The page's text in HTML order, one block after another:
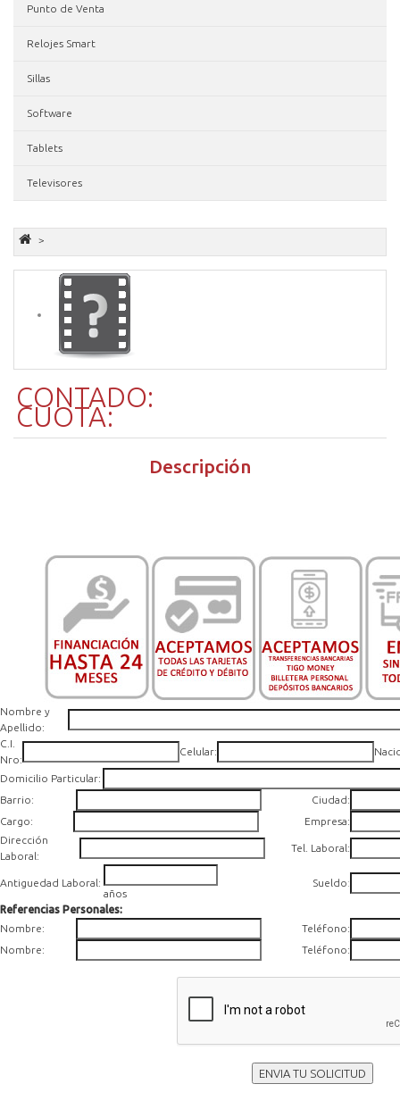
Punto de Venta
Relojes Smart
Sillas
Software
Tablets
Televisores
CONTADO:
CUOTA:
Descripción
Nombre y
Apellido:
C.I.
Nro:
Celular:
Domicilio Particular:
Barrio:
Ciudad:
Cargo:
Empresa:
Dirección
Laboral:
Tel. Laboral:
Antiguedad Laboral:
años
Sueldo:
Referencias Personales:
Nombre:
Teléfono:
Nombre:
Teléfono:
ENVIA TU SOLICITUD